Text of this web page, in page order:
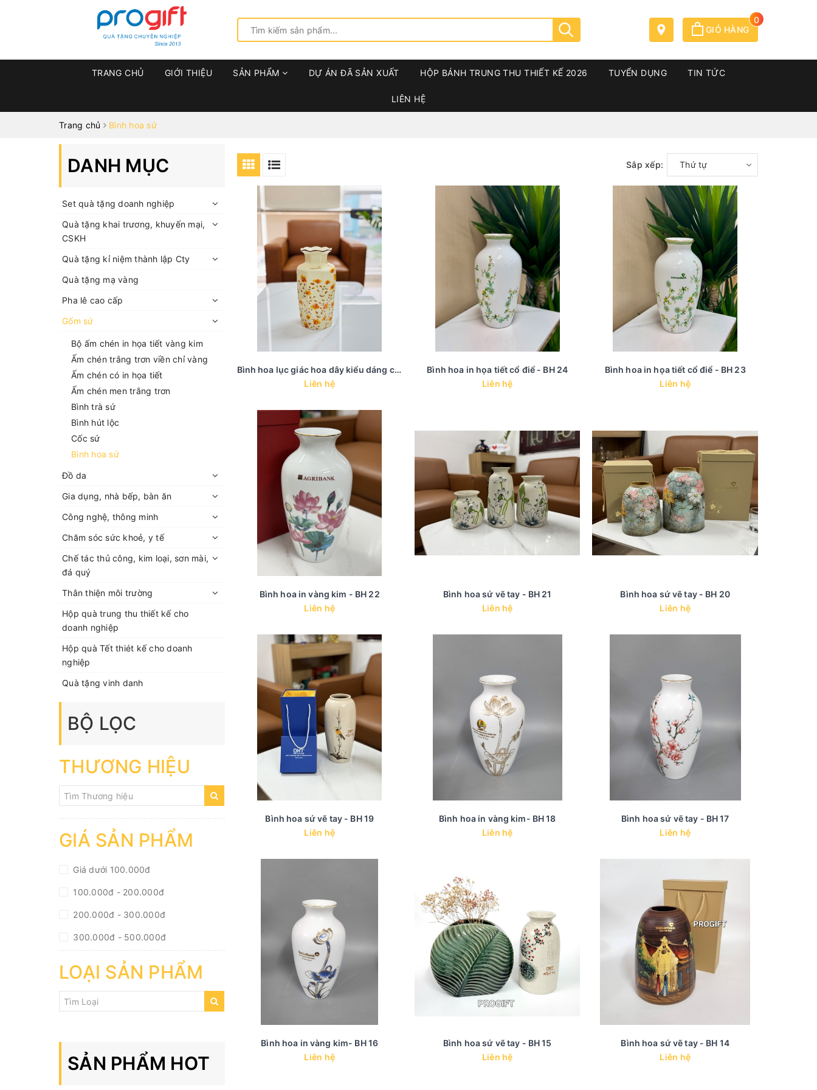
GIỎ HÀNG
0
TRANG CHỦ GIỚI THIỆU SẢN PHẨM DỰ ÁN ĐÃ SẢN XUẤT HỘP BÁNH TRUNG THU THIẾT KẾ 2026 TUYỂN DỤNG TIN TỨC
LIÊN HỆ
Trang chủ Bình hoa sứ
Sắp xếp: Thứ tự
Bình hoa lục giác hoa dây kiểu dáng châu âu cổ điển
Liên hệ
Bình hoa in họa tiết cổ điể - BH 24
Liên hệ
Bình hoa in họa tiết cổ điể - BH 23
Liên hệ
Bình hoa in vàng kim - BH 22
Liên hệ
Bình hoa sứ vẽ tay - BH 21
Liên hệ
Bình hoa sứ vẽ tay - BH 20
Liên hệ
Bình hoa sứ vẽ tay - BH 19
Liên hệ
Bình hoa in vàng kim- BH 18
Liên hệ
Bình hoa sứ vẽ tay - BH 17
Liên hệ
Bình hoa in vàng kim- BH 16
Liên hệ
Bình hoa sứ vẽ tay - BH 15
Liên hệ
Bình hoa sứ vẽ tay - BH 14
Liên hệ
DANH MỤC
Set quà tặng doanh nghiệp
Quà tặng khai trương, khuyến mại,
CSKH
Quà tặng kỉ niệm thành lập Cty
Quà tặng mạ vàng
Pha lê cao cấp
Gốm sứ
Bộ ấm chén in họa tiết vàng kim
Ấm chén trắng trơn viền chỉ vàng
Ấm chén có in họa tiết
Ấm chén men trắng trơn
Bình trà sứ
Bình hút lộc
Cốc sứ
Bình hoa sứ
Đồ da
Gia dụng, nhà bếp, bàn ăn
Công nghệ, thông minh
Chăm sóc sức khoẻ, y tế
Chế tác thủ công, kim loại, sơn mài,
đá quý
Thân thiện môi trường
Hộp quà trung thu thiết kế cho
doanh nghiệp
Hộp quà Tết thiét kế cho doanh
nghiệp
Quà tặng vinh danh
BỘ LỌC
THƯƠNG HIỆU
GIÁ SẢN PHẨM
Giá dưới 100.000đ
100.000đ - 200.000đ
200.000đ - 300.000đ
300.000đ - 500.000đ
500.000đ - 1.000.000đ
Giá trên 1.000.000đ
LOẠI SẢN PHẨM
SẢN PHẨM HOT